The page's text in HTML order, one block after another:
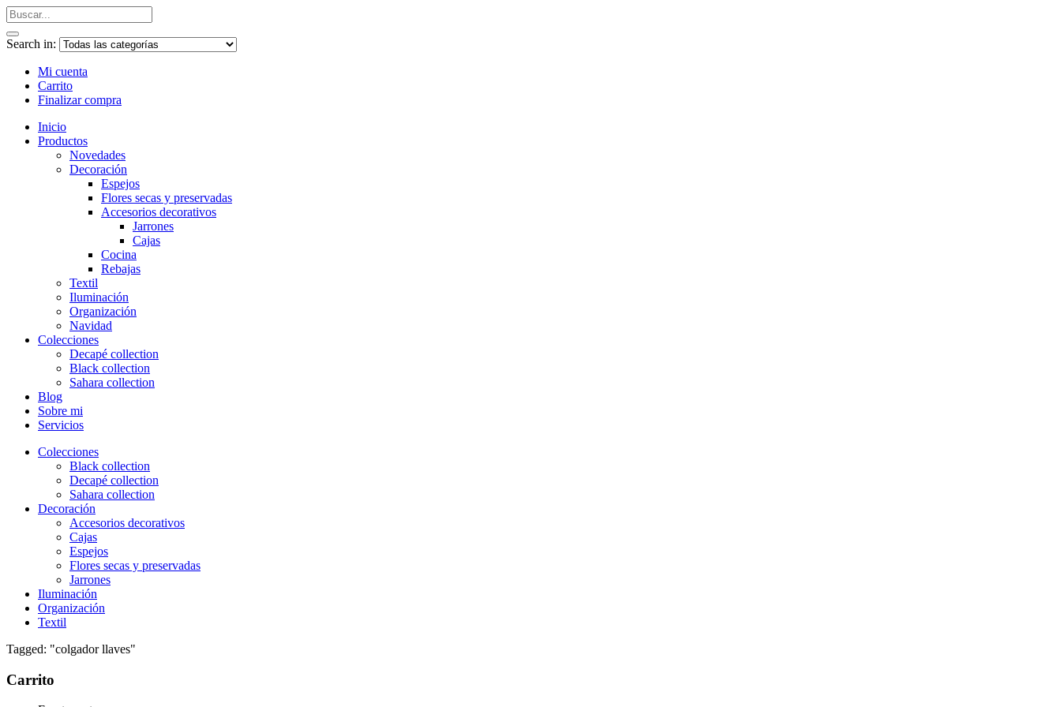
Search in:
Mi cuenta
Carrito
Finalizar compra
Inicio
Productos
Novedades
Decoración
Espejos
Flores secas y preservadas
Accesorios decorativos
Jarrones
Cajas
Cocina
Rebajas
Textil
Iluminación
Organización
Navidad
Colecciones
Decapé collection
Black collection
Sahara collection
Blog
Sobre mi
Servicios
Colecciones
Black collection
Decapé collection
Sahara collection
Decoración
Accesorios decorativos
Cajas
Espejos
Flores secas y preservadas
Jarrones
Iluminación
Organización
Textil
Tagged: "colgador llaves"
Carrito